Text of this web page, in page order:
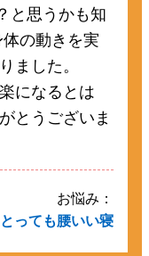
と思うかも知
の動きを実
ました。
になるとは
とうございま
お悩み：
とっても腰いい寝